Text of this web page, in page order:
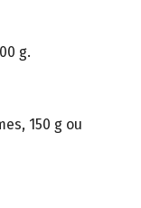
g.
150 g ou